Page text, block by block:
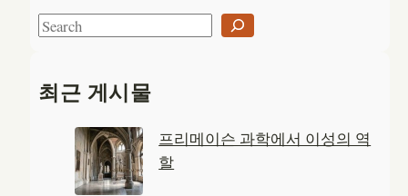
S
r
최근 게시물
프리메이슨 과학에서 이성의 역
할